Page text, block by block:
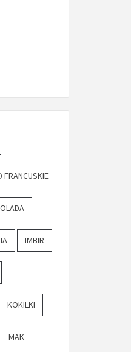
FRANCUSKIE
IMBIR
KOKILKI
MAK